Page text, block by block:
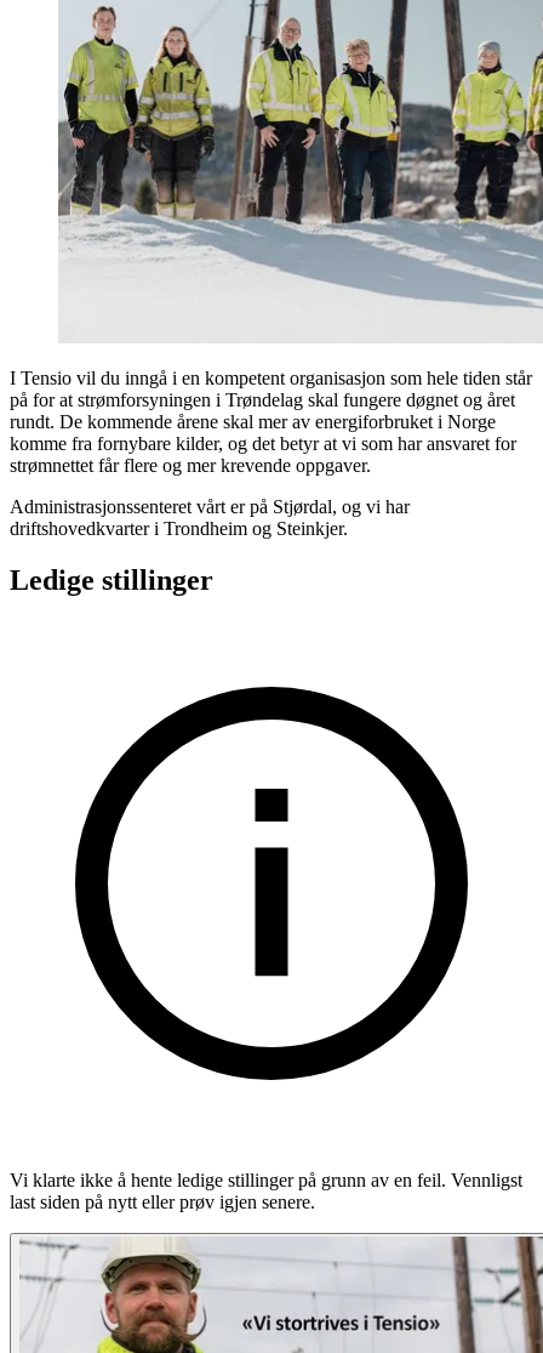
I Tensio vil du inngå i en kompetent organisasjon som hele tiden står
på for at strømforsyningen i Trøndelag skal fungere døgnet og året
rundt. De kommende årene skal mer av energiforbruket i Norge
komme fra fornybare kilder, og det betyr at vi som har ansvaret for
strømnettet får flere og mer krevende oppgaver.
Administrasjonssenteret vårt er på Stjørdal, og vi har
driftshovedkvarter i Trondheim og Steinkjer.
Ledige stillinger
Vi klarte ikke å hente ledige stillinger på grunn av en feil. Vennligst
last siden på nytt eller prøv igjen senere.